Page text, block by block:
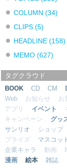
COLUMN(34)
CLIPS(5)
HEADLINE(158)
MEMO(627)
タグクラウド
BOOK CD CM
Web
お知らせ お
アプリ
イベント
キャンペーン
グッ
サンリオ
ショップ
プライズ
マスコッ
企業キャラ
動画
漫画
絵本 雑誌